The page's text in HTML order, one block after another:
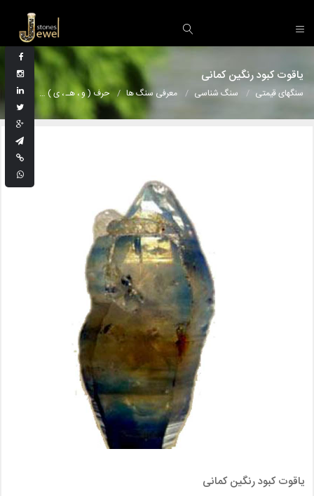
یاقوت کبود رنگین کمانی
سنگهای قیمتی سنگ شناسی معرفی سنگ ها حرف ( و ، هـ ، ی ) یاقوت
یاقوت کبود رنگین کمانی